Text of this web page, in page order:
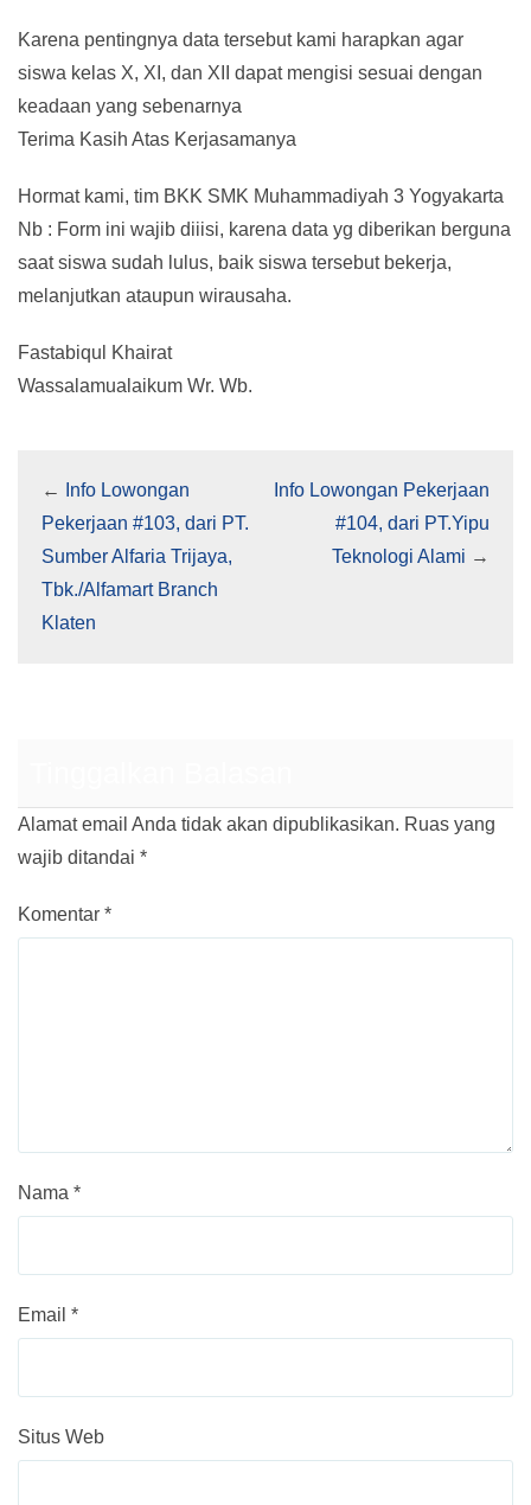
Karena pentingnya data tersebut kami harapkan agar
siswa kelas X, XI, dan XII dapat mengisi sesuai dengan
keadaan yang sebenarnya
Terima Kasih Atas Kerjasamanya
Hormat kami, tim BKK SMK Muhammadiyah 3 Yogyakarta
Nb : Form ini wajib diiisi, karena data yg diberikan berguna
saat siswa sudah lulus, baik siswa tersebut bekerja,
melanjutkan ataupun wirausaha.
Fastabiqul Khairat
Wassalamualaikum Wr. Wb.
←
Info Lowongan
Pekerjaan #103, dari PT.
Sumber Alfaria Trijaya,
Tbk./Alfamart Branch
Klaten
Info Lowongan Pekerjaan
#104, dari PT.Yipu
Teknologi Alami →
Alamat email Anda tidak akan dipublikasikan. Ruas yang
wajib ditandai *
Komentar *
Nama *
Email *
Situs Web